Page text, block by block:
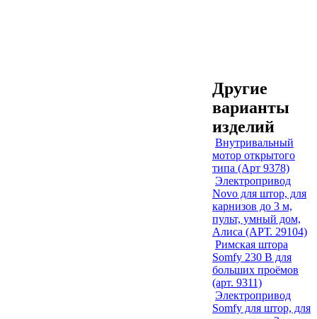
Другие
варианты
изделий
Внутривальный
мотор открытого
типа (Арт 9378)
Электропривод
Novo для штор, для
карнизов до 3 м,
пульт, умный дом,
Алиса (АРТ. 29104)
Римская штора
Somfy 230 В для
больших проёмов
(арт. 9311)
Электропривод
Somfy для штор, для